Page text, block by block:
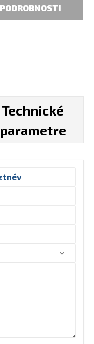
PODROBNOSTI
Technické
parametre